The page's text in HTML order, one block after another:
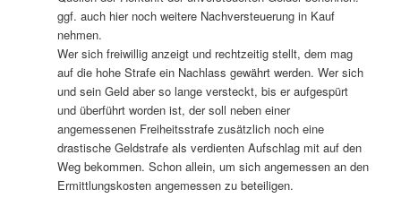
ggf. auch hier noch weitere Nachversteuerung in Kauf
nehmen.
Wer sich freiwillig anzeigt und rechtzeitig stellt, dem mag
auf die hohe Strafe ein Nachlass gewährt werden. Wer sich
und sein Geld aber so lange versteckt, bis er aufgespürt
und überführt worden ist, der soll neben einer
angemessenen Freiheitsstrafe zusätzlich noch eine
drastische Geldstrafe als verdienten Aufschlag mit auf den
Weg bekommen. Schon allein, um sich angemessen an den
Ermittlungskosten angemessen zu beteiligen.